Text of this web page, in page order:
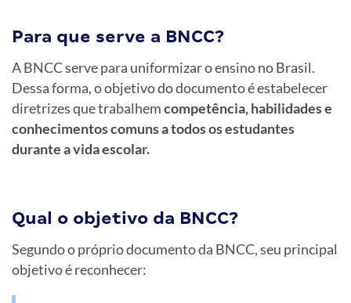
Para que serve a BNCC?
A BNCC serve para uniformizar o ensino no Brasil.
Dessa forma, o objetivo do documento é estabelecer
diretrizes que trabalhemcompetência, habilidades e
conhecimentos comuns a todos os estudantes
durante a vida escolar.
Qual o objetivo da BNCC?
Segundo o próprio documento da BNCC, seu principal
objetivo é reconhecer: